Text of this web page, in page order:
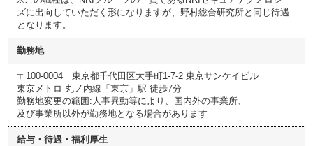
ズに出向していただく形になりますが、野村総合研究所と同じ待遇
となります。
勤務地
〒100-0004 東京都千代田区大手町1-7-2 東京サンケイビル
東京メトロ 丸ノ内線「東京」駅 徒歩7分
勤務地変更の範囲:人事異動等により、国内外の事業所、
及び事業所以外が勤務地となる場合があります
給与・待遇・福利厚生